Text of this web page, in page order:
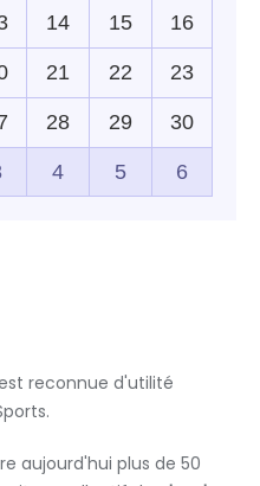
reconnue d'utilité
aujourd'hui plus de 50